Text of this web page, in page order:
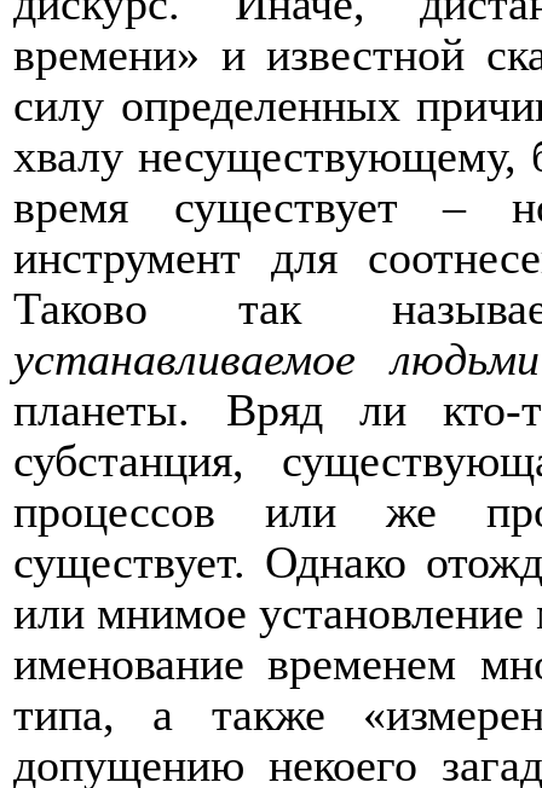
времени» и известной
силу определенных
хвалу несуществующему,
время существует –
инструмент для
Таково так
устанавливаемое людьми
планеты. Вряд ли кто-
субстанция,
процессов или же
существует. Однако
или мнимое
именование временем
типа, а также
допущению некоего